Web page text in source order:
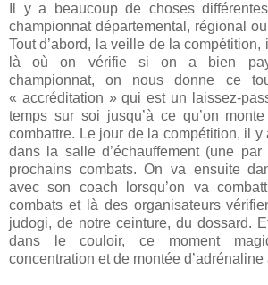
Il y a beaucoup de choses
championnat départemental, régional
Tout d’abord, la veille de la compétition,
là où on vérifie si on a bien
championnat, on nous donne ce
« accréditation » qui est un laissez-
temps sur soi jusqu’à ce qu’on
combattre. Le jour de la compétition, il
dans la salle d’échauffement (une
prochains combats. On va ensuite
avec son coach lorsqu’on va
combats et là des organisateurs
judogi, de notre ceinture, du dossard.
dans le couloir, ce moment
concentration et de montée